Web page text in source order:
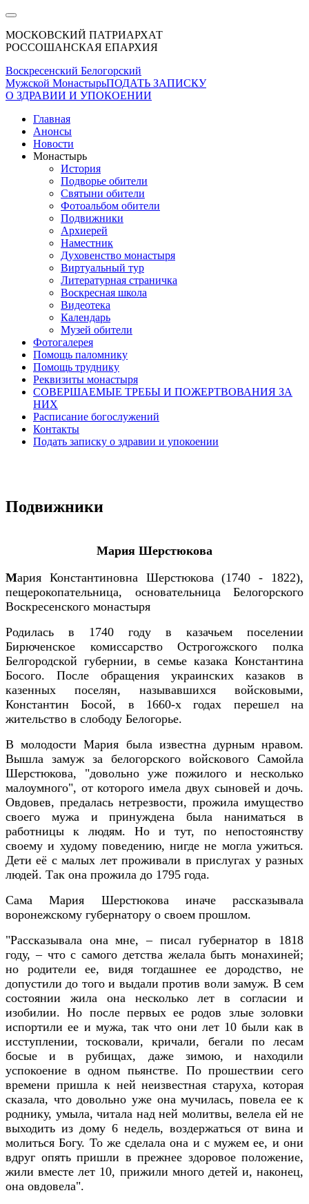
МОСКОВСКИЙ ПАТРИАРХАТ
РОССОШАНСКАЯ ЕПАРХИЯ
Воскресенский Белогорский
Мужской МонастырьПОДАТЬ ЗАПИСКУ
О ЗДРАВИИ И УПОКОЕНИИ
Главная
Анонсы
Новости
Монастырь
История
Подворье обители
Святыни обители
Фотоальбом обители
Подвижники
Архиерей
Наместник
Духовенство монастыря
Виртуальный тур
Литературная страничка
Воскресная школа
Видеотека
Календарь
Музей обители
Фотогалерея
Помощь паломнику
Помощь труднику
Реквизиты монастыря
СОВЕРШАЕМЫЕ ТРЕБЫ И ПОЖЕРТВОВАНИЯ ЗА
НИХ
Расписание богослужений
Контакты
Подать записку о здравии и упокоении
Подвижники
Мария Шерстюкова
Мария Константиновна Шерстюкова (1740 - 1822),
пещерокопательница, основательница Белогорского
Воскресенского монастыря
Родилась в 1740 году в казачьем поселении
Бирюченское комиссарство Острогожского полка
Белгородской губернии, в семье казака Константина
Босого. После обращения украинских казаков в
казенных поселян, называвшихся войсковыми,
Константин Босой, в 1660-х годах перешел на
жительство в слободу Белогорье.
В молодости Мария была известна дурным нравом.
Вышла замуж за белогорского войскового Самойла
Шерстюкова, "довольно уже пожилого и несколько
малоумного", от которого имела двух сыновей и дочь.
Овдовев, предалась нетрезвости, прожила имущество
своего мужа и принуждена была наниматься в
работницы к людям. Но и тут, по непостоянству
своему и худому поведению, нигде не могла ужиться.
Дети её с малых лет проживали в прислугах у разных
людей. Так она прожила до 1795 года.
Сама Мария Шерстюкова иначе рассказывала
воронежскому губернатору о своем прошлом.
"Рассказывала она мне, – писал губернатор в 1818
году, – что с самого детства желала быть монахиней;
но родители ее, видя тогдашнее ее дородство, не
допустили до того и выдали против воли замуж. В сем
состоянии жила она несколько лет в согласии и
изобилии. Но после первых ее родов злые золовки
испортили ее и мужа, так что они лет 10 были как в
исступлении, тосковали, кричали, бегали по лесам
босые и в рубищах, даже зимою, и находили
успокоение в одном пьянстве. По прошествии сего
времени пришла к ней неизвестная старуха, которая
сказала, что довольно уже она мучилась, повела ее к
роднику, умыла, читала над ней молитвы, велела ей не
выходить из дому 6 недель, воздержаться от вина и
молиться Богу. То же сделала она и с мужем ее, и они
вдруг опять пришли в прежнее здоровое положение,
жили вместе лет 10, прижили много детей и, наконец,
она овдовела".